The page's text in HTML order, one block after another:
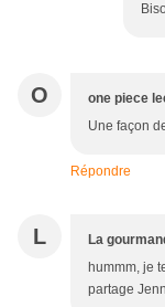
O one piece
Une façon
Répondre
L La
hummm, je
partage